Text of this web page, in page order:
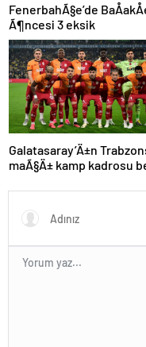
FenerbahÃ§e’de
Ã¶ncesi 3 eksik
Galatasaray’Ä±n
maÃ§Ä± kamp kadrosu